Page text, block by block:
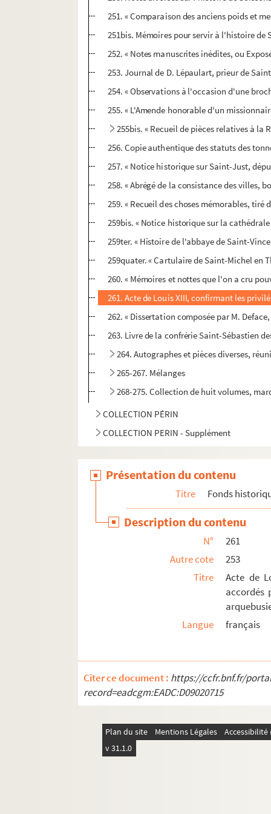
251. « Comparaison des anciens poids et
251bis. Mémoires pour servir à l'histoire
252. « Notes manuscrites inédites, ou
253. Journal de D. Lépaulart, prieur de
254. « Observations à l'occasion d'une
255. « L'Amende honorable d'un
255bis. « Recueil de pièces relatives à
256. Copie authentique des statuts des
257. « Notice historique sur Saint-Just,
258. « Abrégé de la consistance des villes,
259. « Recueil des choses mémorables,
259bis. « Notice historique sur la
259ter. « Histoire de l'abbaye de Saint-
259quater. « Cartulaire de Saint-Michel en
260. « Mémoires et nottes que l'on a cru
261. Acte de Louis XIII, confirmant les
262. « Dissertation composée par M.
263. Livre de la confrérie Saint-Sébastien
264. Autographes et pièces diverses,
265-267. Mélanges
268-275. Collection de huit volumes,
COLLECTION PÉRIN
COLLECTION PERIN - Supplément
Présentation du contenu
Titre Fonds
Description du contenu
N°
261
Autre cote
253
Titre
Acte de
accordés
Langue
français
Citer ce document : https://ccfr.bnf.fr/
record=eadcgm:EADC:D09020715
Plan du site Mentions Légales
v 31.1.0